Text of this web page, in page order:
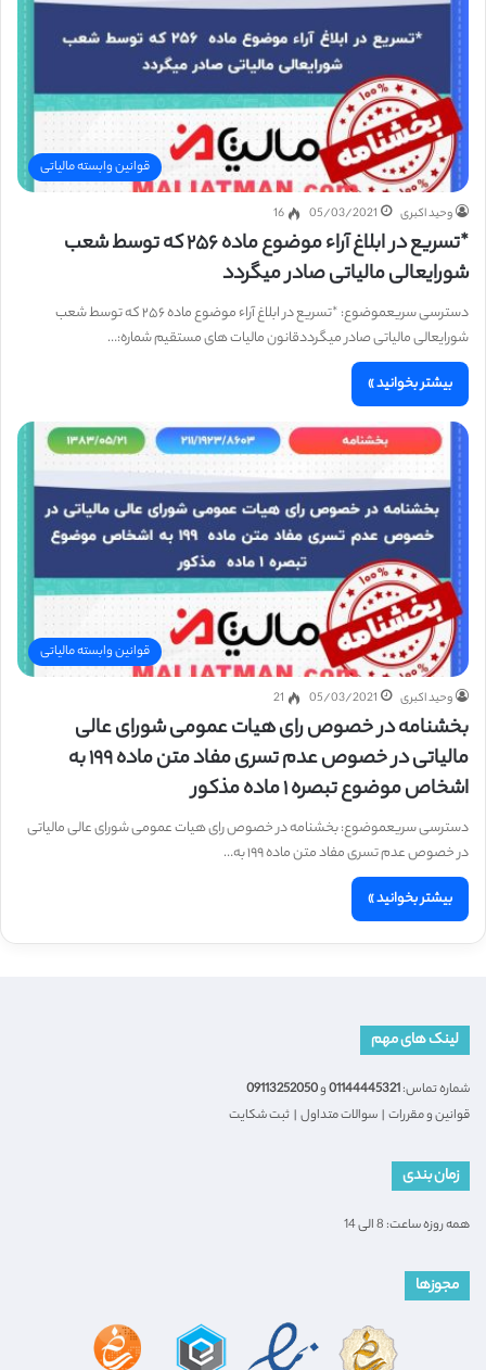
قوانین وابسته مالیاتی
وحید اکبری 05/03/2021
16
*تسریع در ابلاغ آراء موضوع ماده ۲۵۶ که توسط شعب
شورایعالی مالیاتی صادر میگردد
دسترسی سریعموضوع: *تسریع در ابلاغ آراء موضوع ماده ۲۵۶ که توسط شعب
شورایعالی مالیاتی صادر میگرددقانون مالیات های مستقیم شماره:…
بیشتر بخوانید »
قوانین وابسته مالیاتی
وحید اکبری 05/03/2021
21
بخشنامه در خصوص رای هیات عمومی شورای عالی
مالیاتی در خصوص عدم تسری مفاد متن ماده ۱۹۹ به
اشخاص موضوع تبصره ۱ ماده مذکور
دسترسی سریعموضوع: بخشنامه در خصوص رای هیات عمومی شورای عالی مالیاتی
در خصوص عدم تسری مفاد متن ماده ۱۹۹ به…
بیشتر بخوانید »
لینک های مهم
شماره تماس:01144445321و09113252050
قوانین و مقررات | سوالات متداول | ثبت شکایت
زمان بندی
همه روزه ساعت: 8 الی 14
مجوزها